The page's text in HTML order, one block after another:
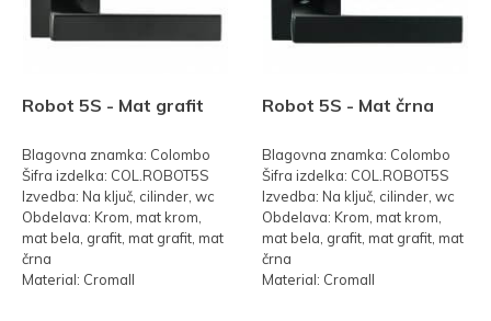
Robot 5S - Mat grafit
Blagovna znamka: Colombo
Šifra izdelka: COL.ROBOT5S
Izvedba: Na ključ, cilinder, wc
Obdelava: Krom, mat krom,
mat bela, grafit, mat grafit, mat
črna
Material: Cromall
Robot 5S - Mat črna
Blagovna znamka: Colombo
Šifra izdelka: COL.ROBOT5S
Izvedba: Na ključ, cilinder, wc
Obdelava: Krom, mat krom,
mat bela, grafit, mat grafit, mat
črna
Material: Cromall